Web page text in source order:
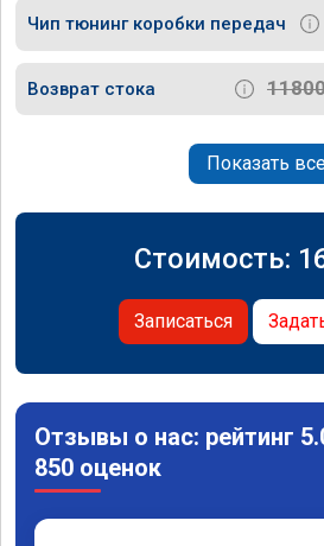
Чип тюнинг коробки передач
Возврат стока
Показать
Стоимость:
Записаться
Отзывы о нас: рейтинг
850 оценок